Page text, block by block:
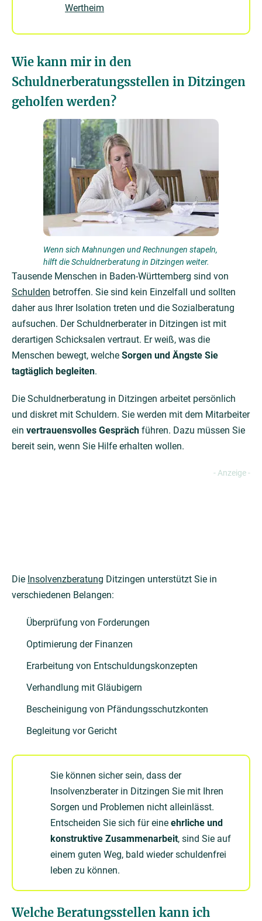
Wertheim
Wie kann mir in den
Schuldnerberatungsstellen in Ditzingen
geholfen werden?
Wenn sich Mahnungen und Rechnungen stapeln,
hilft die Schuldnerberatung in Ditzingen weiter.
Tausende Menschen in Baden-Württemberg sind von
Schulden betroffen. Sie sind kein Einzelfall und sollten
daher aus Ihrer Isolation treten und die Sozialberatung
aufsuchen. Der Schuldnerberater in Ditzingen ist mit
derartigen Schicksalen vertraut. Er weiß, was die
Menschen bewegt, welche Sorgen und Ängste Sie
tagtäglich begleiten.
Die Schuldnerberatung in Ditzingen arbeitet persönlich
und diskret mit Schuldern. Sie werden mit dem Mitarbeiter
ein vertrauensvolles Gespräch führen. Dazu müssen Sie
bereit sein, wenn Sie Hilfe erhalten wollen.
Die Insolvenzberatung Ditzingen unterstützt Sie in
verschiedenen Belangen:
Überprüfung von Forderungen
Optimierung der Finanzen
Erarbeitung von Entschuldungskonzepten
Verhandlung mit Gläubigern
Bescheinigung von Pfändungsschutzkonten
Begleitung vor Gericht
Sie können sicher sein, dass der
Insolvenzberater in Ditzingen Sie mit Ihren
Sorgen und Problemen nicht alleinlässt.
Entscheiden Sie sich für eine ehrliche und
konstruktive Zusammenarbeit, sind Sie auf
einem guten Weg, bald wieder schuldenfrei
leben zu können.
Welche Beratungsstellen kann ich